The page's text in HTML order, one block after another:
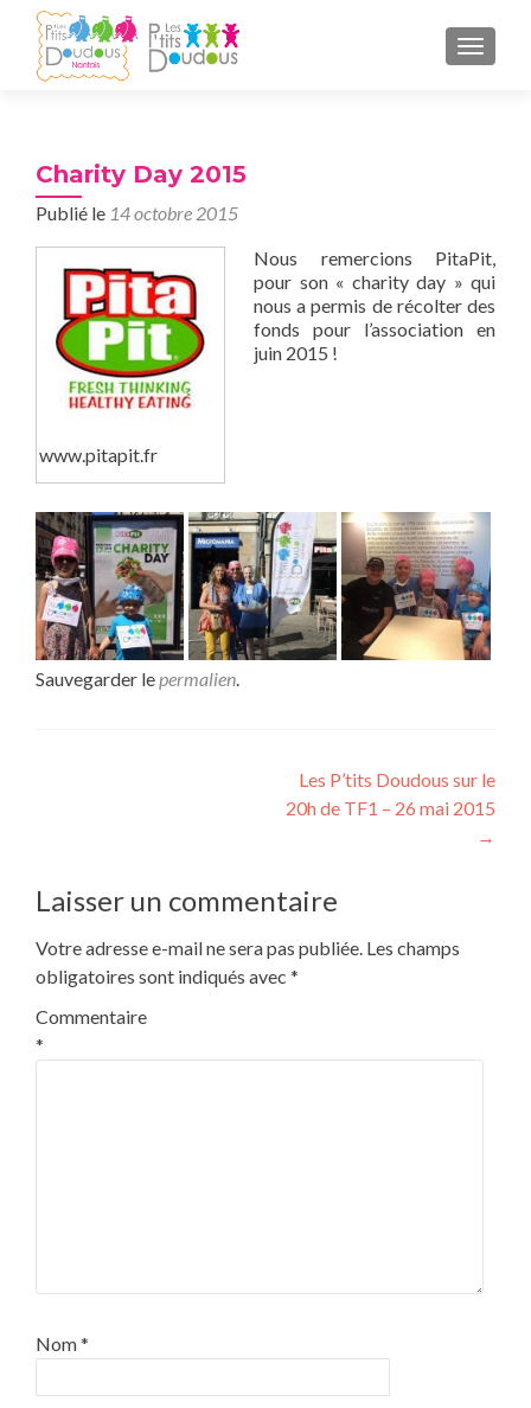
Charity Day 2015
Publié le 14 octobre 2015
www.pitapit.fr
Nous remercions PitaPit,
pour son « charity day » qui
nous a permis de récolter des
fonds pour l’association en
juin 2015 !
Sauvegarder lepermalien.
Les P’tits Doudous sur le
20h de TF1 – 26 mai 2015
→
Laisser un commentaire
Votre adresse e-mail ne sera pas publiée. Les champs
obligatoires sont indiqués avec *
Commentaire
*
Nom*